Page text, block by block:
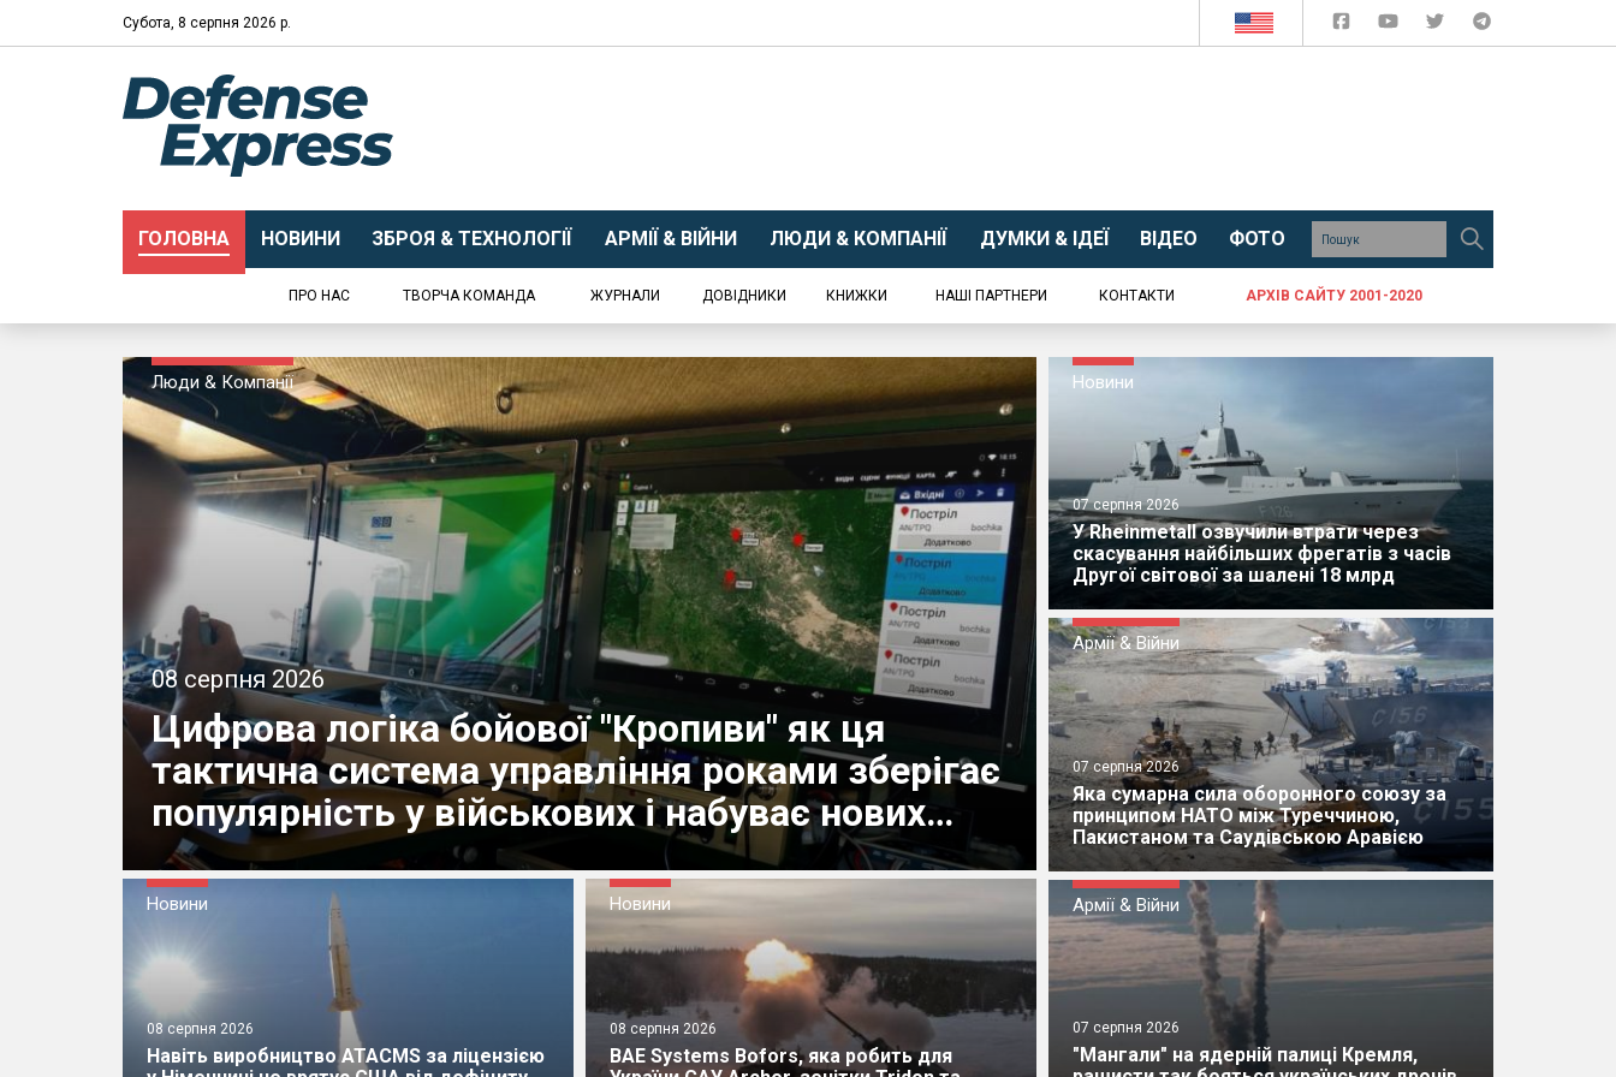
Субота, 8 серпня 2026 р.
ГОЛОВНА НОВИНИ ЗБРОЯ & ТЕХНОЛОГІЇ АРМІЇ & ВІЙНИ ЛЮДИ & КОМПАНІЇ ДУМКИ & ІДЕЇ ВІДЕО ФОТО
ПРО НАС ТВОРЧА КОМАНДА ЖУРНАЛИ ДОВІДНИКИ КНИЖКИ НАШІ ПАРТНЕРИ КОНТАКТИ АРХІВ САЙТУ 2001-2020
Люди & Компанії
08 серпня 2026
Цифрова логіка бойової "Кропиви" як ця
тактична система управління роками зберігає
популярність у військових і набуває нових
можливостей
Новини
08 серпня 2026
Навіть виробництво ATACMS за ліцензією
Новини
08 серпня 2026
BAE Systems Bofors, яка робить для
Новини
07 серпня 2026
У Rheinmetall озвучили втрати через
скасування найбільших фрегатів з часів
Другої світової за шалені 18 млрд
Армії & Війни
07 серпня 2026
Яка сумарна сила оборонного союзу за
принципом НАТО між Туреччиною,
Пакистаном та Саудівською Аравією
Армії & Війни
07 серпня 2026
"Мангали" на ядерній палиці Кремля,